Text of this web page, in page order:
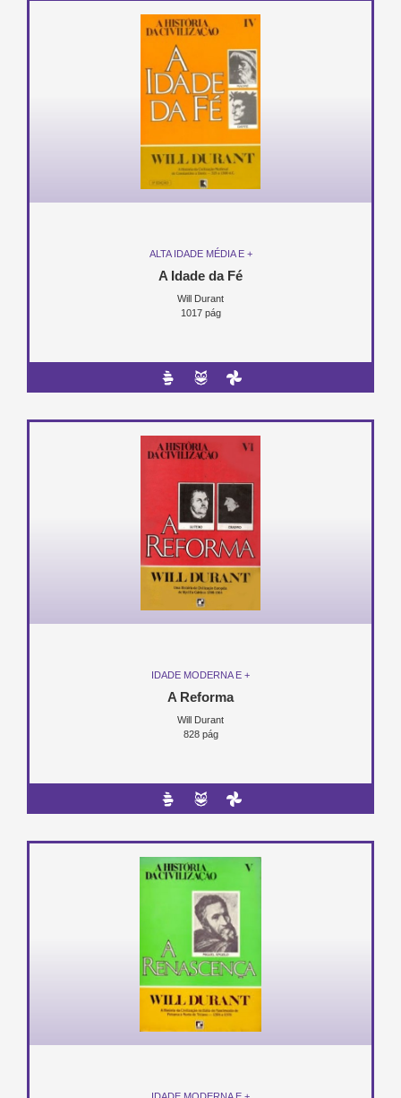
ALTA IDADE MÉDIA E +
A Idade da Fé
Will Durant
1017 pág
IDADE MODERNA E +
A Reforma
Will Durant
828 pág